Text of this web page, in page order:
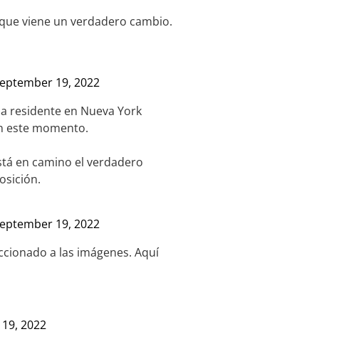
viene un verdadero cambio.
19, 2022
residente en Nueva York
este momento.
en camino el verdadero
19, 2022
a las imágenes. Aquí
2022